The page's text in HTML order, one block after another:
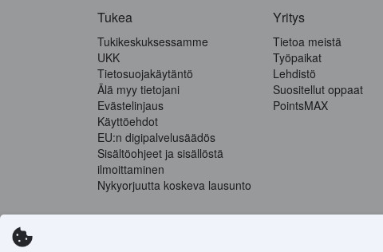
Tukea
Tukikeskuksessamme
UKK
Tietosuojakäytäntö
Älä myy tietojani
Evästelinjaus
Käyttöehdot
EU:n digipalvelusäädös
Sisältöohjeet ja sisällöstä
ilmoittaminen
Nykyorjuutta koskeva lausunto
Yritys
Tietoa meistä
Työpaikat
Lehdistö
Suositellut oppaat
PointsMAX